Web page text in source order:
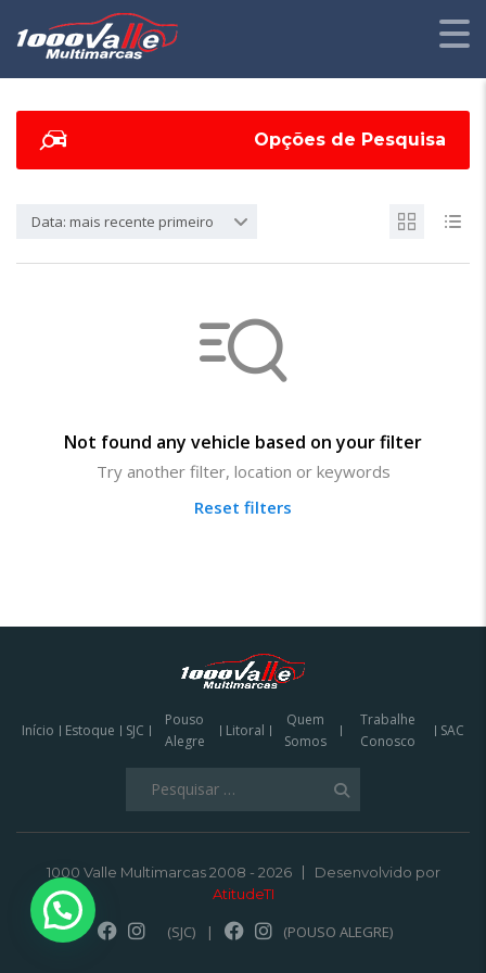
Opções de Pesquisa
Data: mais recente primeiro
Not found any vehicle based on your filter
Try another filter, location or keywords
Reset filters
Início Estoque SJC
Pouso
Alegre
Litoral
Quem
Somos
Trabalhe
Conosco
SAC
1000 Valle Multimarcas 2008 - 2026
Desenvolvido por
AtitudeTI
(SJC) | (POUSO ALEGRE)